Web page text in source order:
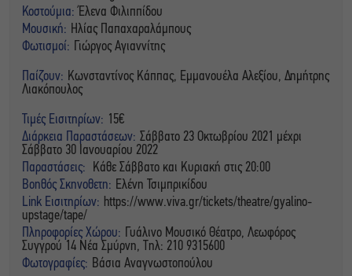
Κοστούμια: Έλενα Φιλιππίδου
Μουσική: Ηλίας Παπαχαραλάμπους
Φωτισμοί:
Γιώργος Αγιαννίτης
Παίζουν: Κωνσταντίνος Κάππας, Εμμανουέλα Αλεξίου, Δημήτρης
Λιακόπουλος
Τιμές Εισιτηρίων: 15€
Διάρκεια Παραστάσεων: Σάββατο 23 Οκτωβρίου 2021 μέχρι
Σάββατο 30 Ιανουαρίου 2022
Παραστάσεις:
Κάθε Σάββατο και Κυριακή στις 20:00
Βοηθός Σκηνοθετη: Ελένη Τσιμπρικίδου
Link Εισιτηρίων: https://www.viva.gr/tickets/theatre/gyalino-
upstage/tape/
Πληροφορίες Χώρου:
Γυάλινο Μουσικό Θέατρο, Λεωφόρος
Συγγρού 14 Νέα Σμύρνη, Τηλ: 210 9315600
Φωτογραφίες: Βάσια Αναγνωστοπούλου